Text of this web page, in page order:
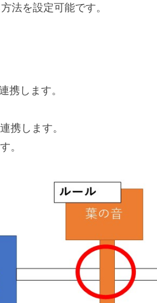
法を設定可能です。
携します。
携します。
。